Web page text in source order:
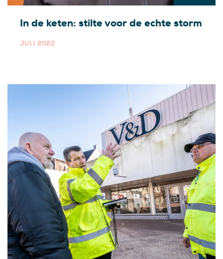
In de keten: stilte voor de echte storm
JULI 2022